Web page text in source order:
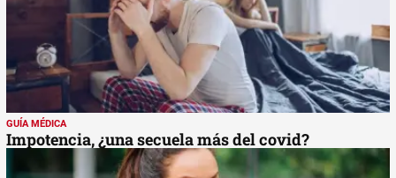
GUÍA MÉDICA
Impotencia, ¿una secuela más del covid?